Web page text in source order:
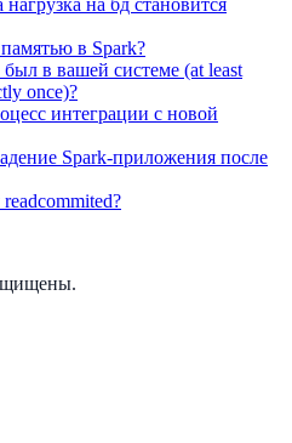
на бд становится
в Spark?
в вашей системе (at least
once)?
интеграции с новой
Spark-приложения после